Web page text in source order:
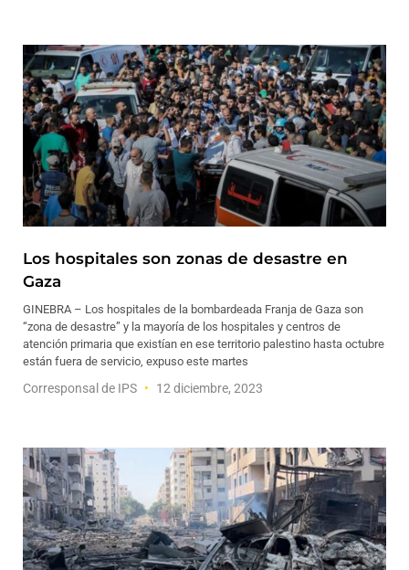
Los hospitales son zonas de desastre en
Gaza
GINEBRA – Los hospitales de la bombardeada Franja de Gaza son
“zona de desastre” y la mayoría de los hospitales y centros de
atención primaria que existían en ese territorio palestino hasta octubre
están fuera de servicio, expuso este martes
Corresponsal de IPS 12 diciembre, 2023